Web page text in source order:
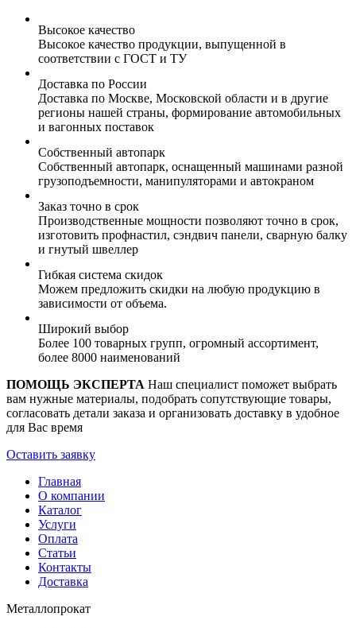
Высокое качество
Высокое качество продукции, выпущенной в
соответствии с ГОСТ и ТУ
Доставка по России
Доставка по Москве, Московской области и в другие
регионы нашей страны, формирование автомобильных
и вагонных поставок
Собственный автопарк
Собственный автопарк, оснащенный машинами разной
грузоподъемности, манипуляторами и автокраном
Заказ точно в срок
Производственные мощности позволяют точно в срок,
изготовить профнастил, сэндвич панели, сварную балку
и гнутый швеллер
Гибкая система скидок
Можем предложить скидки на любую продукцию в
зависимости от объема.
Широкий выбор
Более 100 товарных групп, огромный ассортимент,
более 8000 наименований
ПОМОЩЬ ЭКСПЕРТА Наш специалист поможет выбрать
вам нужные материалы, подобрать сопутствующие товары,
согласовать детали заказа и организовать доставку в удобное
для Вас время
Оставить заявку
Главная
О компании
Каталог
Услуги
Оплата
Статьи
Контакты
Доставка
Металлопрокат